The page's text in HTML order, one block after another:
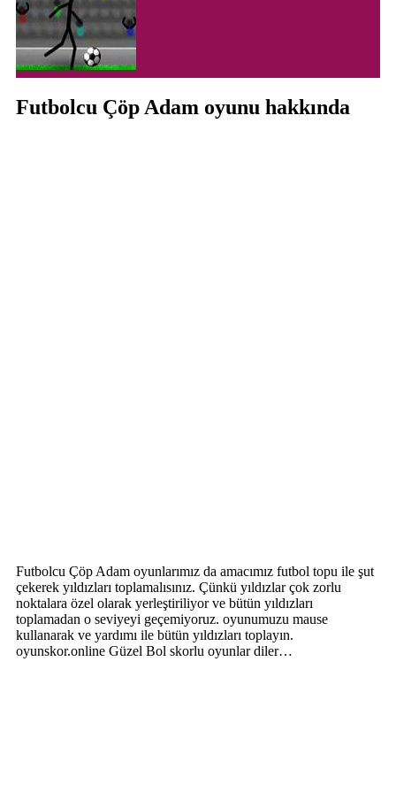
Futbolcu Çöp Adam oyunu hakkında
Futbolcu Çöp Adam oyunlarımız da amacımız futbol topu ile şut
çekerek yıldızları toplamalısınız. Çünkü yıldızlar çok zorlu
noktalara özel olarak yerleştiriliyor ve bütün yıldızları
toplamadan o seviyeyi geçemiyoruz. oyunumuzu mause
kullanarak ve yardımı ile bütün yıldızları toplayın.
oyunskor.online Güzel Bol skorlu oyunlar diler…